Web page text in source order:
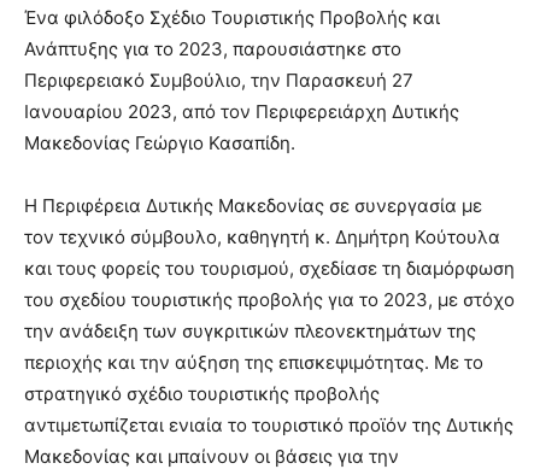
Ένα φιλόδοξο Σχέδιο Τουριστικής Προβολής και
Ανάπτυξης για το 2023, παρουσιάστηκε στο
Περιφερειακό Συμβούλιο, την Παρασκευή 27
Ιανουαρίου 2023, από τον Περιφερειάρχη Δυτικής
Μακεδονίας Γεώργιο Κασαπίδη.
Η Περιφέρεια Δυτικής Μακεδονίας σε συνεργασία με
τον τεχνικό σύμβουλο, καθηγητή κ. Δημήτρη Κούτουλα
και τους φορείς του τουρισμού, σχεδίασε τη διαμόρφωση
του σχεδίου τουριστικής προβολής για το 2023, με στόχο
την ανάδειξη των συγκριτικών πλεονεκτημάτων της
περιοχής και την αύξηση της επισκεψιμότητας. Με το
στρατηγικό σχέδιο τουριστικής προβολής
αντιμετωπίζεται ενιαία το τουριστικό προϊόν της Δυτικής
Μακεδονίας και μπαίνουν οι βάσεις για την